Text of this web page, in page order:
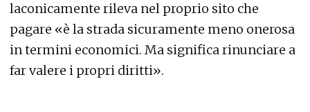
laconicamente rileva nel proprio sito che
pagare «è la strada sicuramente meno onerosa
in termini economici. Ma significa rinunciare a
far valere i propri diritti».